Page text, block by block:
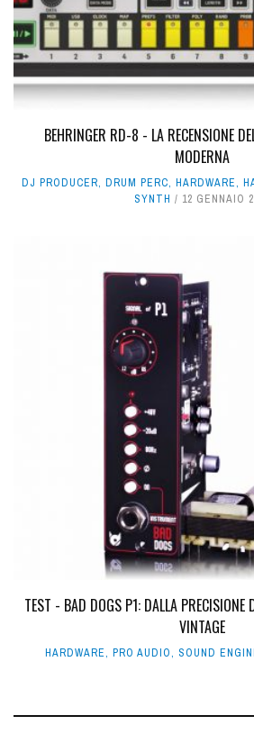
BEHRINGER RD-8 - LA RECENSIONE
MODERNA
DJ PRODUCER, DRUM PERC, HARDWARE,
SYNTH
12 GENNAIO
TEST - BAD DOGS P1: DALLA PRECISIONE
VINTAGE
HARDWARE, PRO AUDIO, SOUND